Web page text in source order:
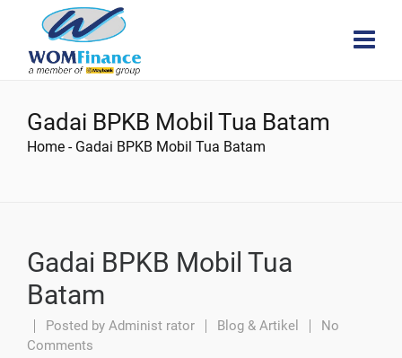
Gadai BPKB Mobil Tua Batam
Home - Gadai BPKB Mobil Tua Batam
Gadai BPKB Mobil Tua
Batam
Posted by Administ rator Blog & Artikel
No
Comments